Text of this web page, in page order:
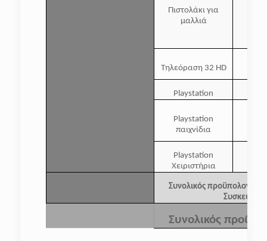
Πιστολάκι για
μαλλιά
Τηλεόραση 32 HD
Playstation
Playstation
παιχνίδια
Playstation
Χειριστήρια
Συνολικός
Συσκευές
Συνολικός